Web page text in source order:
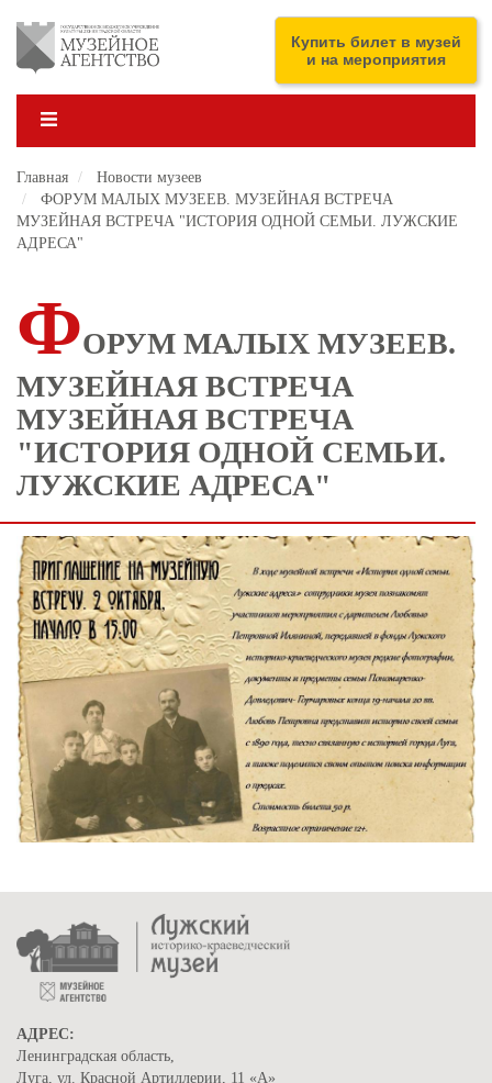
основному
содержанию
ENG
Купить билет в музей
и на мероприятия
Главная
Новости музеев
ФОРУМ МАЛЫХ МУЗЕЕВ. МУЗЕЙНАЯ ВСТРЕЧА
МУЗЕЙНАЯ ВСТРЕЧА "ИСТОРИЯ ОДНОЙ СЕМЬИ. ЛУЖСКИЕ
АДРЕСА"
ФОРУМ МАЛЫХ МУЗЕЕВ.
МУЗЕЙНАЯ ВСТРЕЧА
МУЗЕЙНАЯ ВСТРЕЧА
"ИСТОРИЯ ОДНОЙ СЕМЬИ.
ЛУЖСКИЕ АДРЕСА"
АДРЕС:
Ленинградская область,
Луга, ул. Красной Артиллерии, 11 «А»